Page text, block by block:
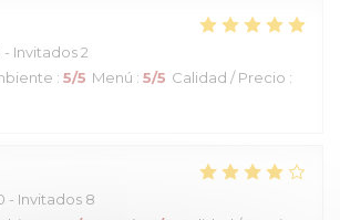
- Invitados 2
: 5/5 Menú : 5/5 Calidad / Precio :
- Invitados 8